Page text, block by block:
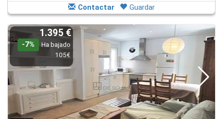
Contactar Guardar
1.395 €
-7%
Ha bajado
105€